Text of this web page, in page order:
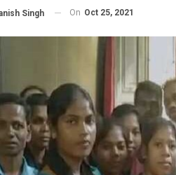
Singh On Oct 25, 2021